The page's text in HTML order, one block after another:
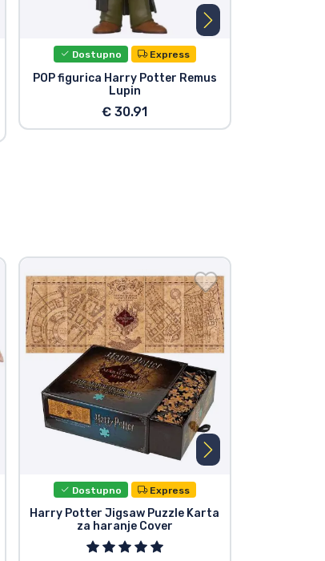
Dostupno Express
POP figurica Harry Potter Remus
Lupin
€ 30.91
Dostupno Express
Harry Potter Jigsaw Puzzle Karta
za haranje Cover